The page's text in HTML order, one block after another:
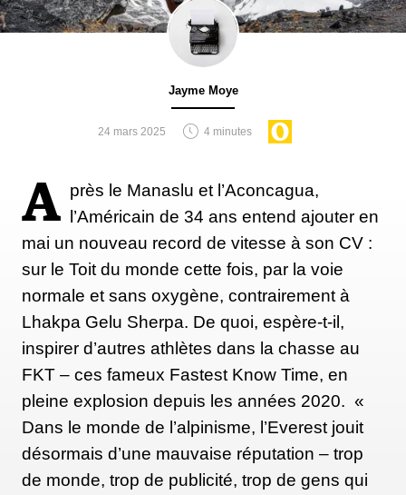
Jayme Moye
24 mars 2025 4 minutes
A près le Manaslu et l’Aconcagua,
l’Américain de 34 ans entend ajouter en
mai un nouveau record de vitesse à son CV :
sur le Toit du monde cette fois, par la voie
normale et sans oxygène, contrairement à
Lhakpa Gelu Sherpa. De quoi, espère-t-il,
inspirer d’autres athlètes dans la chasse au
FKT – ces fameux Fastest Know Time, en
pleine explosion depuis les années 2020. «
Dans le monde de l’alpinisme, l’Everest jouit
désormais d’une mauvaise réputation – trop
de monde, trop de publicité, trop de gens qui